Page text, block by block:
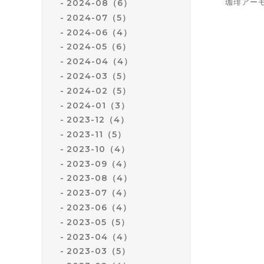
2024-08（6）
2024-07（5）
2024-06（4）
2024-05（6）
2024-04（4）
2024-03（5）
2024-02（5）
2024-01（3）
2023-12（4）
2023-11（5）
2023-10（4）
2023-09（4）
2023-08（4）
2023-07（4）
2023-06（4）
2023-05（5）
2023-04（4）
2023-03（5）
珈琲ア